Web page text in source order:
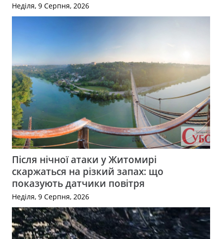
Неділя, 9 Серпня, 2026
Після нічної атаки у Житомирі
скаржаться на різкий запах: що
показують датчики повітря
Неділя, 9 Серпня, 2026